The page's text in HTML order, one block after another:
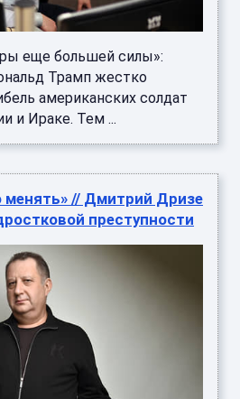
еще большей силы»:
Трамп жестко
американских солдат
и Ираке. Тем ...
// Дмитрий Дризе
преступности